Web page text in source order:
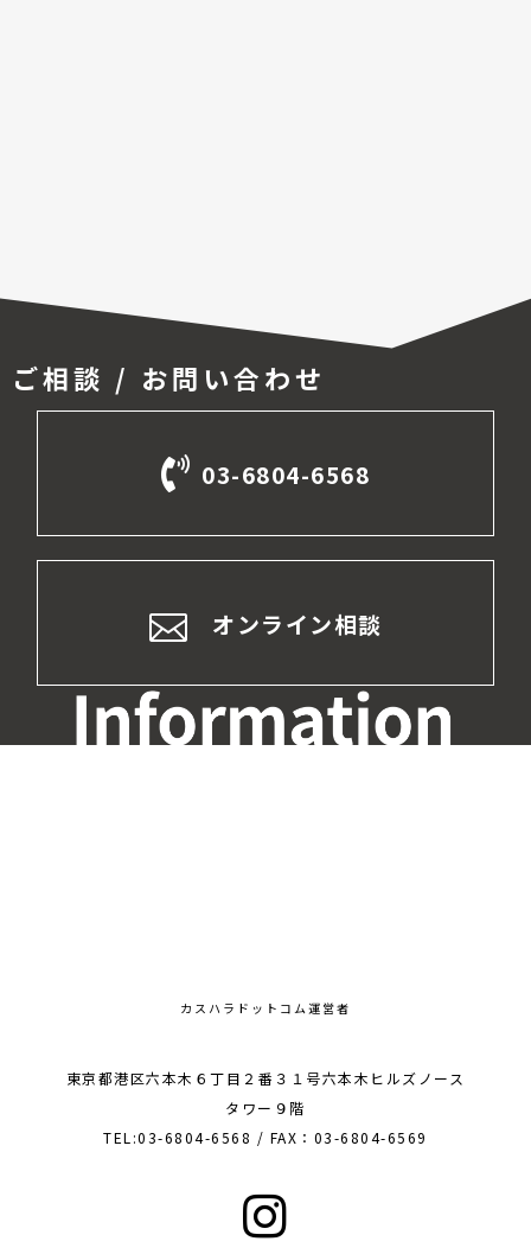
ご相談 / お問い合わせ
03-6804-6568
オンライン相談
カスハラドットコム運営者
東京都港区六本木６丁目２番３１号六本木ヒルズノース
タワー９階
TEL:03-6804-6568 / FAX：03-6804-6569